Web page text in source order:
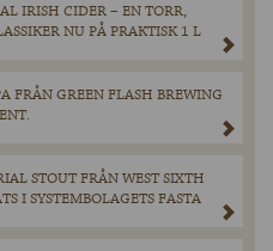
IRISH CIDER – EN TORR,
NU PÅ PRAKTISK 1 L
FRÅN GREEN FLASH BREWING
STOUT FRÅN WEST SIXTH
I SYSTEMBOLAGETS FASTA